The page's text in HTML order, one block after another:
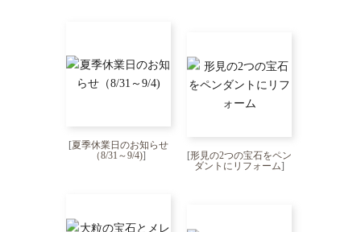
[夏季休業日のお知らせ
（8/31～9/4)] [形見の2つの宝石をペン
ダントにリフォーム]